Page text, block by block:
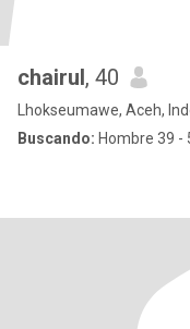
chairul, 40
Lhokseumawe, Aceh,
Buscando: Hombre 39 -